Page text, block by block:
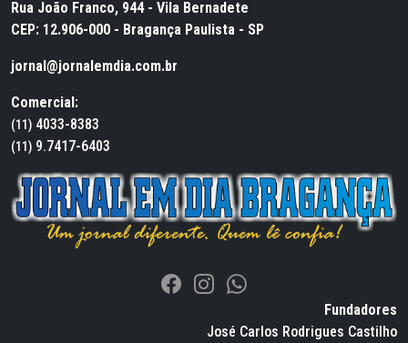
Rua João Franco, 944 - Vila Bernadete
CEP: 12.906-000 - Bragança Paulista - SP
jornal@jornalemdia.com.br
Comercial:
(11) 4033-8383
(11) 9.7417-6403
Fundadores
José Carlos Rodrigues Castilho